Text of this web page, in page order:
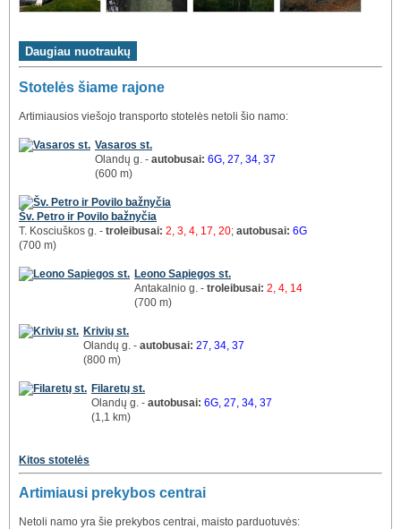
Stotelės šiame rajone
Artimiausios viešojo transporto stotelės netoli šio namo:
Vasaros st.
Olandų g. - autobusai: 6G, 27, 34, 37
(600 m)
Šv. Petro ir Povilo bažnyčia
T. Kosciuškos g. - troleibusai: 2, 3, 4, 17, 20; autobusai: 6G
(700 m)
Leono Sapiegos st.
Antakalnio g. - troleibusai: 2, 4, 14
(700 m)
Krivių st.
Olandų g. - autobusai: 27, 34, 37
(800 m)
Filaretų st.
Olandų g. - autobusai: 6G, 27, 34, 37
(1,1 km)
Kitos stotelės
Artimiausi prekybos centrai
Netoli namo yra šie prekybos centrai, maisto parduotuvės: